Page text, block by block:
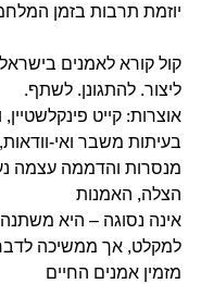
יוזמת תרבות בזמן
קול קורא לאמנים
ליצור. להתגונן. לשתף.
אוצרות: קייט פינקלשטיין,
בעיתות משבר ואי-
מנסרות והדממה עצמה
הצלה, האמנות
אינה נסוגה – היא
למקלט, אך ממשיכה
מזמין אמנים החיים